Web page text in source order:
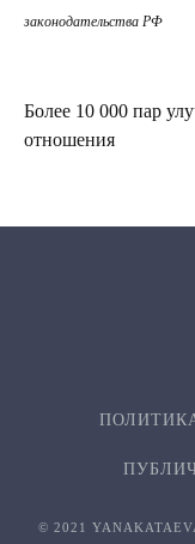
законодательства РФ
Более 10 000 пар
отношения
© 2021